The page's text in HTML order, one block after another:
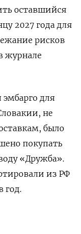
оставшийся
⁠2027 года ​для
рисков
‌журнале
​эмбарго для
не
было
покупать
«Дружба».
из ‍РФ
год.